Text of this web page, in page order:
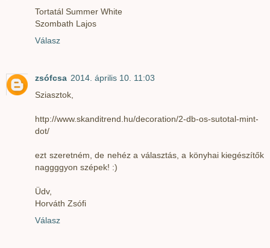
Tortatál Summer White
Szombath Lajos
Válasz
zsófcsa 2014. április 10. 11:03
Sziasztok,
http://www.skanditrend.hu/decoration/2-db-os-sutotal-mint-
dot/
ezt szeretném, de nehéz a választás, a könyhai kiegészítők
naggggyon szépek! :)
Üdv,
Horváth Zsófi
Válasz